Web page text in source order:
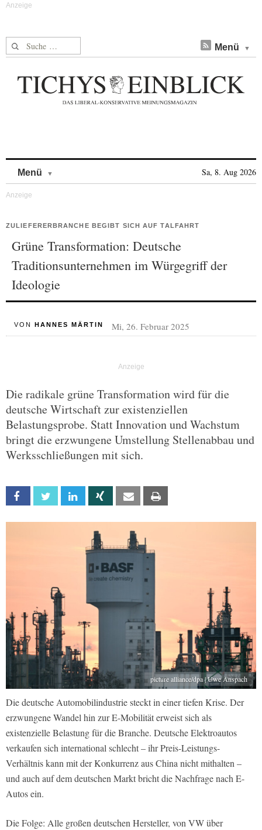
Suche nach: Menü
Menü Sa, 8. Aug 2026
ZULIEFERERBRANCHE BEGIBT SICH AUF TALFAHRT
Grüne Transformation: Deutsche
Traditionsunternehmen im Würgegriff der
Ideologie
VON HANNES MÄRTIN Mi, 26. Februar 2025
Die radikale grüne Transformation wird für die
deutsche Wirtschaft zur existenziellen
Belastungsprobe. Statt Innovation und Wachstum
bringt die erzwungene Umstellung Stellenabbau und
Werksschließungen mit sich.
Facebook Twitter Linkedin Xing Email
picture alliance/dpa | Uwe Anspach
Die deutsche Automobilindustrie steckt in einer tiefen Krise. Der
erzwungene Wandel hin zur E-Mobilität erweist sich als
existenzielle Belastung für die Branche. Deutsche Elektroautos
verkaufen sich international schlecht – ihr Preis-Leistungs-
Verhältnis kann mit der Konkurrenz aus China nicht mithalten –
und auch auf dem deutschen Markt bricht die Nachfrage nach E-
Autos ein.
Die Folge: Alle großen deutschen Hersteller, von VW über